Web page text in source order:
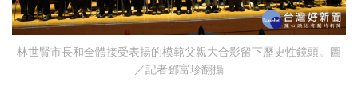
林世賢市長和全體接受表揚的模範父親大合影留下歷史性鏡頭。圖
／記者鄧富珍翻攝